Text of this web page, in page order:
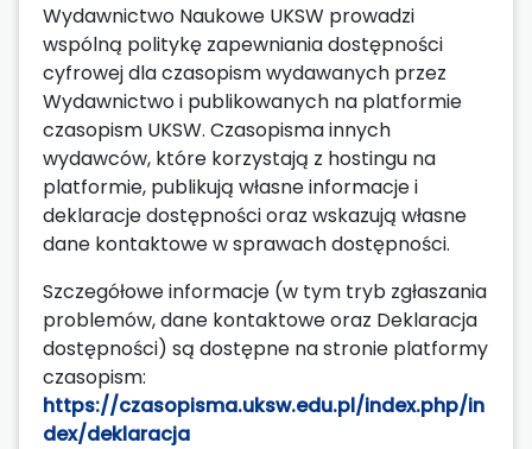
Wydawnictwo Naukowe UKSW prowadzi
wspólną politykę zapewniania dostępności
cyfrowej dla czasopism wydawanych przez
Wydawnictwo i publikowanych na platformie
czasopism UKSW. Czasopisma innych
wydawców, które korzystają z hostingu na
platformie, publikują własne informacje i
deklaracje dostępności oraz wskazują własne
dane kontaktowe w sprawach dostępności.
Szczegółowe informacje (w tym tryb zgłaszania
problemów, dane kontaktowe oraz Deklaracja
dostępności) są dostępne na stronie platformy
czasopism:
https://czasopisma.uksw.edu.pl/index.php/in
dex/deklaracja